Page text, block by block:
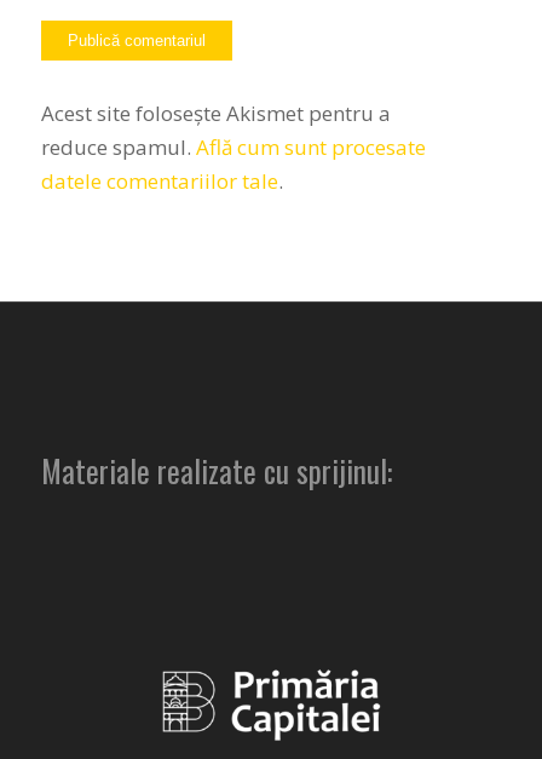
Acest site folosește Akismet pentru a
reduce spamul. Află cum sunt procesate
datele comentariilor tale.
Materiale realizate cu sprijinul: